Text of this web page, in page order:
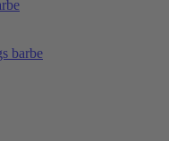
barbe